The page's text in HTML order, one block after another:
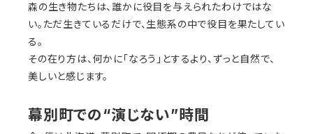
森の生き物たちは、誰かに役目を与えられたわけではな
い。ただ生きているだけで、生態系の中で役目を果たしてい
る。
その在り方は、何かに「なろう」とするより、ずっと自然で、
美しいと感じます。
幕別町での“演じない”時間